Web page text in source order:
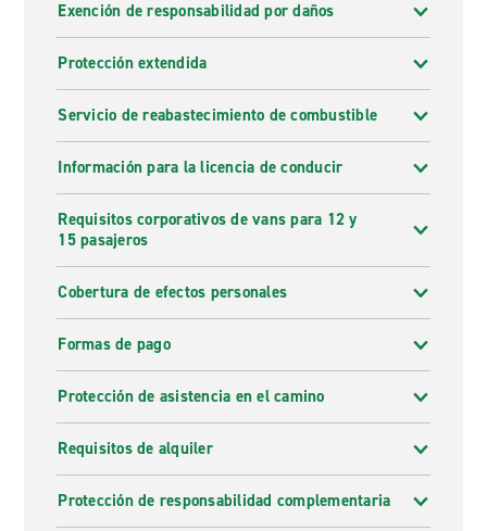
Exención de responsabilidad por daños
Protección extendida
Servicio de reabastecimiento de combustible
Información para la licencia de conducir
Requisitos corporativos de vans para 12 y
15 pasajeros
Cobertura de efectos personales
Formas de pago
Protección de asistencia en el camino
Requisitos de alquiler
Protección de responsabilidad complementaria